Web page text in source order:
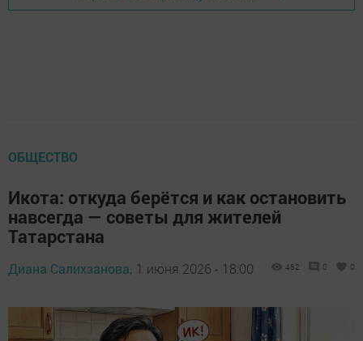
ОБЩЕСТВО
Икота: откуда берётся и как остановить
навсегда — советы для жителей
Татарстана
Диана Салихзанова, 1 июня 2026 - 18:00 482 0 0